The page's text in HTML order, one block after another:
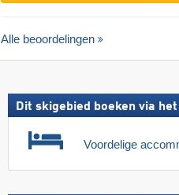
Alle beoordelingen
Dit skigebied boeken via
Voordelige